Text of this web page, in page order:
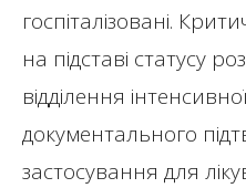
госпіталізовані.
на підставі статусу
відділення
документального
застосування для